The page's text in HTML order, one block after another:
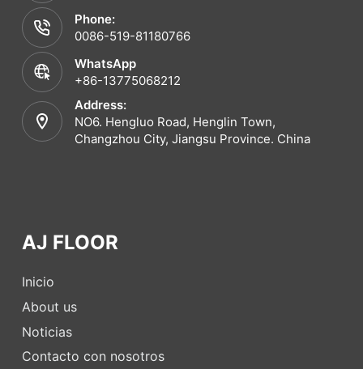
Phone:
0086-519-81180766
WhatsApp
+86-13775068212
Address:
NO6. Hengluo Road, Henglin Town,
Changzhou City, Jiangsu Province. China
AJ FLOOR
Inicio
About us
Noticias
Contacto con nosotros